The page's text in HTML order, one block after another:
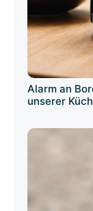
Alarm an
unserer